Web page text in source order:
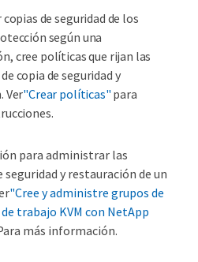
de seguridad de los
según una
cree políticas que rijan las
copia de seguridad y
Ver"Crear políticas" para
para administrar las
seguridad y restauración de un
"Cree y administre grupos de
trabajo KVM con NetApp
más información.